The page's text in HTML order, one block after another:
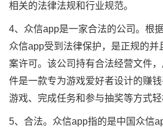
相关的法律法规和行业规范。
4、众信app是一家合法的公司。根
众信app受到法律保护，是正规的并
案许可。该公司持有合法经营文件
件是一款专为游戏爱好者设计的赚
游戏、完成任务和参与抽奖等方式轻
5、合法。众信app指的是中国众信